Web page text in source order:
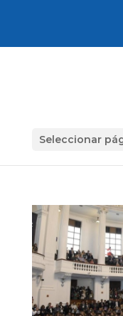
Seleccionar